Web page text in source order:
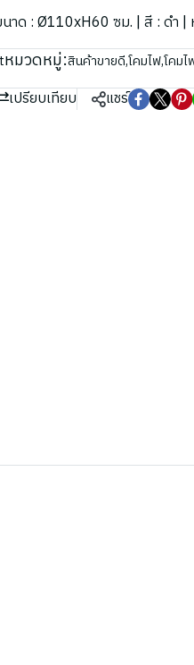
าด : Ø110xH60 ซม. | สี : ดำ
หมวดหมู่:สินค้าขายดี,โคมไฟ,โคม
เปรียบเทียบ แชร์